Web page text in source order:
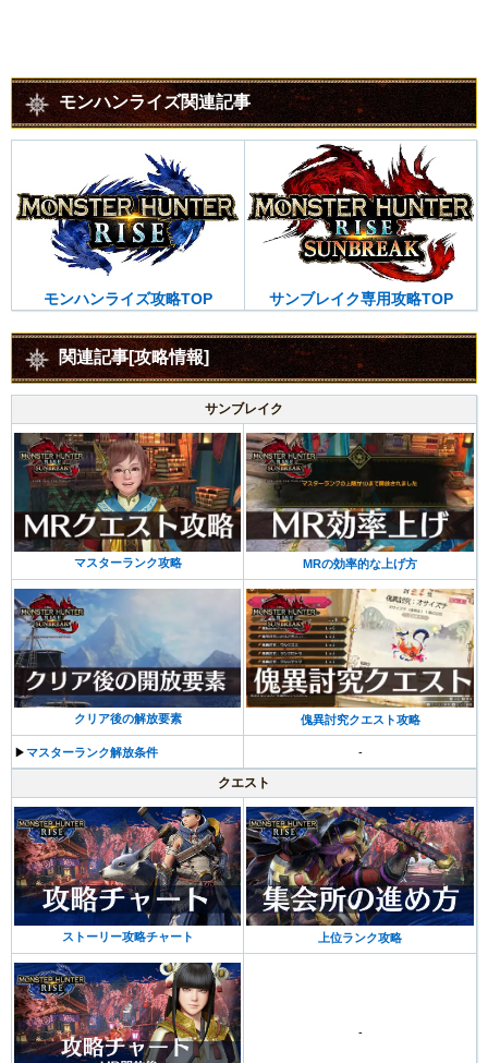
モンハンライズ関連記事
モンハンライズ攻略TOP サンブレイク専用攻略TOP
関連記事[攻略情報]
サンブレイク
マスターランク攻略 MRの効率的な上げ方
クリア後の解放要素 傀異討究クエスト攻略
▶︎マスターランク解放条件 -
クエスト
ストーリー攻略チャート 上位ランク攻略
-